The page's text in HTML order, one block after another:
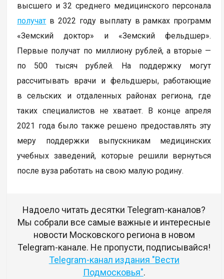
высшего и 32 среднего медицинского персонала
получат в 2022 году выплату в рамках программ
«Земский доктор» и «Земский фельдшер».
Первые получат по миллиону рублей, а вторые —
по 500 тысяч рублей. На поддержку могут
рассчитывать врачи и фельдшеры, работающие
в сельских и отдаленных районах региона, где
таких специалистов не хватает. В конце апреля
2021 года было также решено предоставлять эту
меру поддержки выпускникам медицинских
учебных заведений, которые решили вернуться
после вуза работать на свою малую родину.
Надоело читать десятки Telegram-каналов?
Мы собрали все самые важные и интересные
новости Московского региона в новом
Telegram-канале. Не пропусти, подписывайся!
Telegram-канал издания "Вести
Подмосковья".